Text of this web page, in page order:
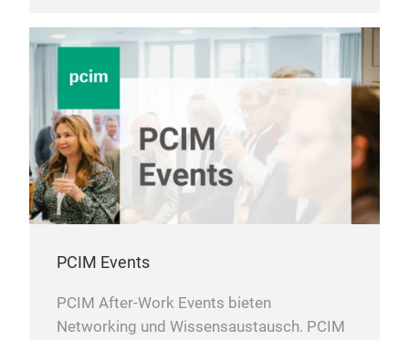
PCIM Events
PCIM After-Work Events bieten
Networking und Wissensaustausch. PCIM